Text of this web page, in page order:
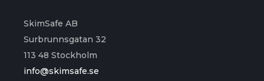
SkimSafe AB
Surbrunnsgatan 32
113 48 Stockholm
info@skimsafe.se